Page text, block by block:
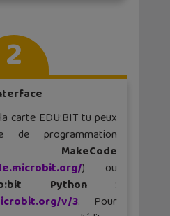
2
carte EDU:BIT tu peux
de programmation
) ou
Python:
v/3. Pour